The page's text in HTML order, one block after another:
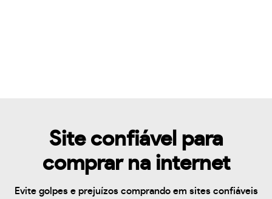
Site confiável para
comprar na internet
Evite golpes e prejuízos comprando em sites confiáveis